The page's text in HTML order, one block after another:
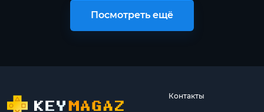
Посмотреть ещё
Контакты